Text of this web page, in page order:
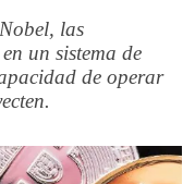
las
un sistema de
de operar